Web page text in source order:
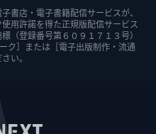
書店・電子書籍配信サービスが、
用許諾を得た正規版配信サービス
（登録番号第６０９１７１３号）
ク］または［電子出版制作・流通
い。